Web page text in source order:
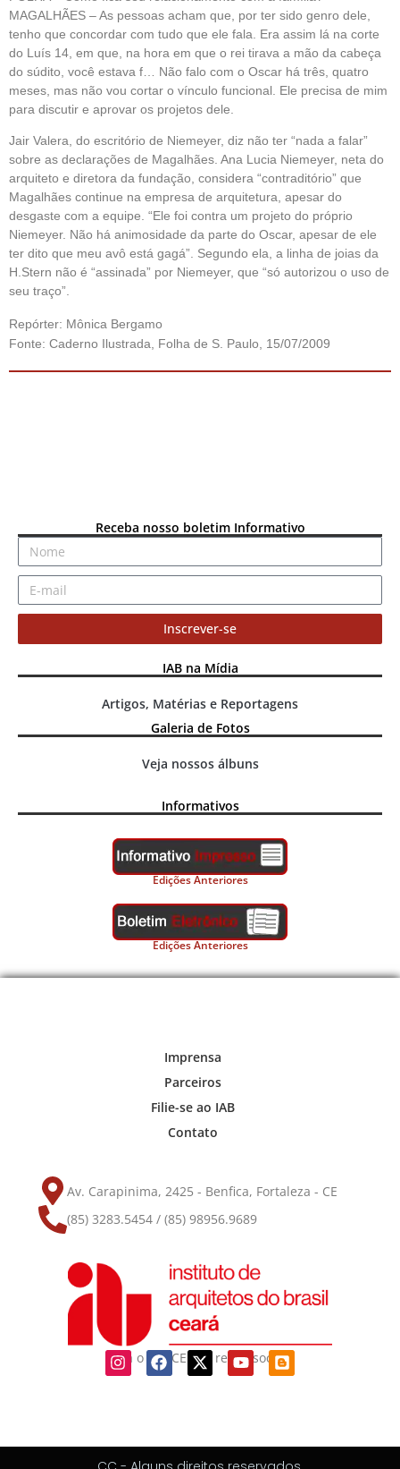
MAGALHÃES – As pessoas acham que, por ter sido genro dele,
tenho que concordar com tudo que ele fala. Era assim lá na corte
do Luís 14, em que, na hora em que o rei tirava a mão da cabeça
do súdito, você estava f… Não falo com o Oscar há três, quatro
meses, mas não vou cortar o vínculo funcional. Ele precisa de mim
para discutir e aprovar os projetos dele.
Jair Valera, do escritório de Niemeyer, diz não ter “nada a falar”
sobre as declarações de Magalhães. Ana Lucia Niemeyer, neta do
arquiteto e diretora da fundação, considera “contraditório” que
Magalhães continue na empresa de arquitetura, apesar do
desgaste com a equipe. “Ele foi contra um projeto do próprio
Niemeyer. Não há animosidade da parte do Oscar, apesar de ele
ter dito que meu avô está gagá”. Segundo ela, a linha de joias da
H.Stern não é “assinada” por Niemeyer, que “só autorizou o uso de
seu traço”.
Repórter: Mônica Bergamo
Fonte: Caderno Ilustrada, Folha de S. Paulo, 15/07/2009
Receba nosso boletim Informativo
Inscrever-se
IAB na Mídia
Artigos, Matérias e Reportagens
Galeria de Fotos
Veja nossos álbuns
Informativos
Edições Anteriores
Edições Anteriores
Siga o IAB-CE nas redes sociais
Imprensa
Parceiros
Filie-se ao IAB
Contato
Av. Carapinima, 2425 - Benfica, Fortaleza - CE
(85) 3283.5454 / (85) 98956.9689